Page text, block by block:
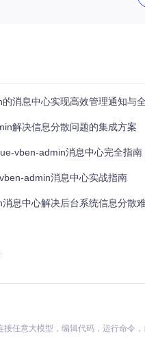
侧的蓝色圆点，或直接点击消息
"全部已读"按钮，一键处理所有
然
杂业务场景
消息中心实现高效管理通知与
解决信息分散问题的集成方案
vben-admin消息中心完全指南
admin消息中心实战指南
息中心解决后台系统信息分散